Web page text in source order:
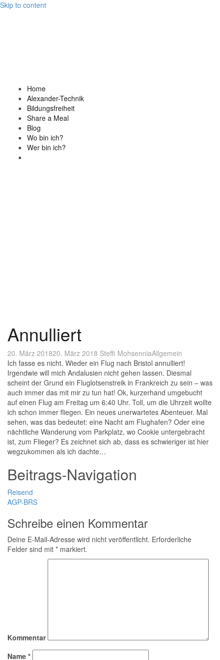
Skip to content
Home
Alexander-Technik
Bildungsfreiheit
Share a Meal
Blog
Wo bin ich?
Wer bin ich?
Annulliert
20. März 201820. März 2018 Steffi MohsenniaAllgemein
Ich fasse es nicht. Wieder ein Flug nach Bristol annulliert!
Irgendwie will mich Andalusien nicht gehen lassen. Diesmal
scheint der Grund ein Fluglotsenstreik in Frankreich zu sein – was
auch immer das mit mir zu tun hat! Ok, kurzerhand umgebucht
auf einen Flug am Freitag um 6:40 Uhr. Toll, um die Uhrzeit wollte
ich schon immer fliegen. Ein neues unerwartetes Abenteuer. Mal
sehen, was das bedeutet: eine Nacht am Flughafen? Oder eine
nächtliche Wanderung vom Parkplatz, wo Cookie untergebracht
ist, zum Flieger? Es zeichnet sich ab, dass es schwieriger ist hier
wegzukommen als ich dachte…
Beitrags-Navigation
Reisend
AGP-BRS
Schreibe einen Kommentar
Deine E-Mail-Adresse wird nicht veröffentlicht. Erforderliche
Felder sind mit * markiert.
Kommentar
Name *